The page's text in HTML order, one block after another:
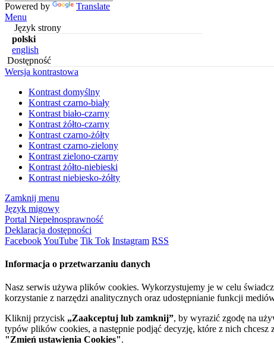
Powered by
Translate
Menu
Język strony
polski
english
Dostępność
Wersja kontrastowa
Kontrast domyślny
Kontrast czarno-biały
Kontrast biało-czarny
Kontrast żółto-czarny
Kontrast czarno-żółty
Kontrast czarno-zielony
Kontrast zielono-czarny
Kontrast żółto-niebieski
Kontrast niebiesko-żółty
Zamknij menu
Język migowy
Portal Niepełnosprawność
Deklaracja dostępności
FacebookYouTube Tik Tok Instagram RSS
Informacja o przetwarzaniu danych
Nasz serwis używa plików cookies. Wykorzystujemy je w celu
korzystanie z narzędzi analitycznych oraz udostępnianie funkcji
Kliknij przycisk „Zaakceptuj lub zamknij”, by wyrazić zgodę na
typów plików cookies, a następnie podjąć decyzję, które z nich
"Zmień ustawienia Cookies".